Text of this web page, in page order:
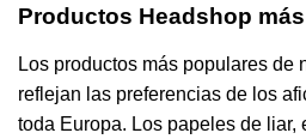
Productos Headshop
Los productos más populares de
reflejan las preferencias de los
toda Europa. Los papeles de liar,